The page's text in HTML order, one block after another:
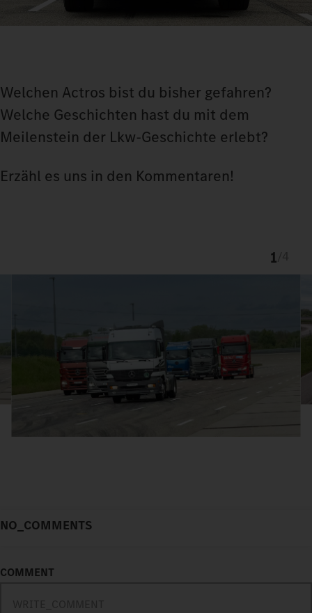
Welchen Actros bist du bisher gefahren?
Welche Geschichten hast du mit dem
Meilenstein der Lkw-Geschichte erlebt?
Erzähl es uns in den Kommentaren!
1
NO_COMMENTS
COMMENT